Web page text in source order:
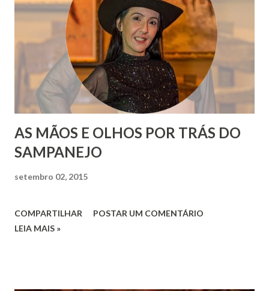
AS MÃOS E OLHOS POR TRÁS DO
SAMPANEJO
setembro 02, 2015
COMPARTILHAR
POSTAR UM COMENTÁRIO
LEIA MAIS »